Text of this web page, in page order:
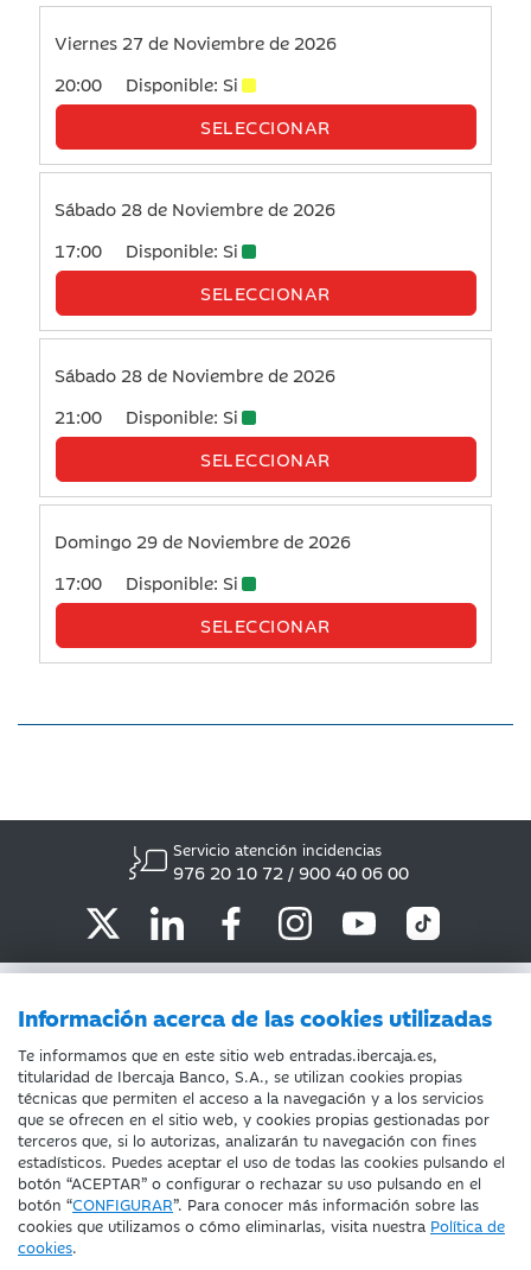
Información acerca de las cookies utilizadas
Te informamos que en este sitio web entradas.ibercaja.es,
titularidad de Ibercaja Banco, S.A., se utilizan cookies propias
técnicas que permiten el acceso a la navegación y a los servicios
que se ofrecen en el sitio web, y cookies propias gestionadas por
terceros que, si lo autorizas, analizarán tu navegación con fines
estadísticos. Puedes aceptar el uso de todas las cookies pulsando el
botón “ACEPTAR” o configurar o rechazar su uso pulsando en el
botón “CONFIGURAR”. Para conocer más información sobre las
cookies que utilizamos o cómo eliminarlas, visita nuestra Política de
cookies.
Servicio atención incidencias
976 20 10 72 / 900 40 06 00
INFORMACIÓN COMERCIAL IBERCAJA
AVISO LEGAL
Fecha de Edición: 09/08/2026
©Ibercaja Banco, S.A. - IBERCAJA - NIF A-99319030 R.M. de
Zaragoza (T.3865.F.1 - H.Z.-52186, Inscript. 1ª)
Entidad de Crédito inscrita en el Registro Especial del Banco de